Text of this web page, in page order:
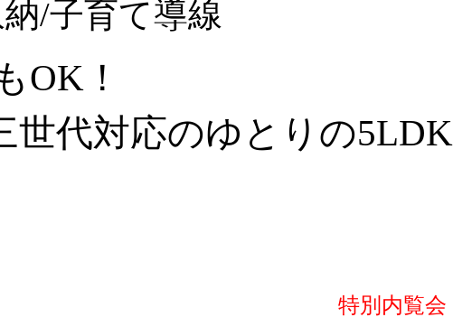
/子育て導線
OK！
世代対応のゆとりの5LDK
特別内覧会